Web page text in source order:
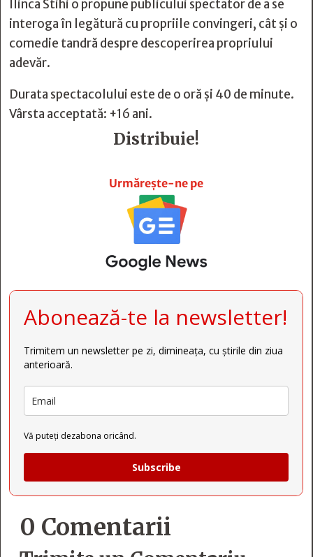
Ilinca Stihi o propune publicului spectator de a se
interoga în legătură cu propriile convingeri, cât și o
comedie tandră despre descoperirea propriului
adevăr.
Durata spectacolului este de o oră și 40 de minute.
Vârsta acceptată: +16 ani.
Distribuie!
Urmărește-ne pe
Abonează-te la newsletter!
Trimitem un newsletter pe zi, dimineața, cu știrile din ziua
anterioară.
Vă puteți dezabona oricând.
Subscribe
0 Comentarii